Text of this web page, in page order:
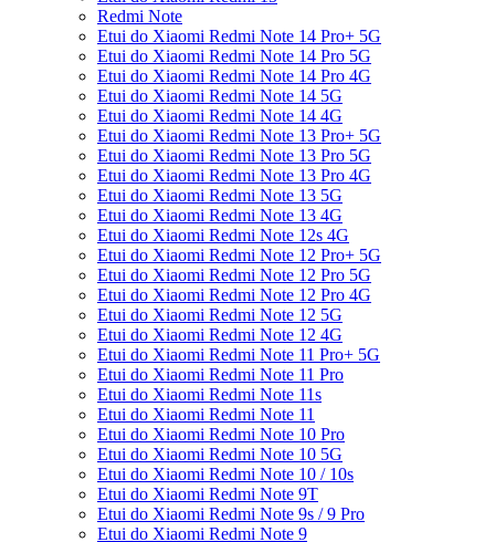
Redmi Note
Etui do Xiaomi Redmi Note 14 Pro+ 5G
Etui do Xiaomi Redmi Note 14 Pro 5G
Etui do Xiaomi Redmi Note 14 Pro 4G
Etui do Xiaomi Redmi Note 14 5G
Etui do Xiaomi Redmi Note 14 4G
Etui do Xiaomi Redmi Note 13 Pro+ 5G
Etui do Xiaomi Redmi Note 13 Pro 5G
Etui do Xiaomi Redmi Note 13 Pro 4G
Etui do Xiaomi Redmi Note 13 5G
Etui do Xiaomi Redmi Note 13 4G
Etui do Xiaomi Redmi Note 12s 4G
Etui do Xiaomi Redmi Note 12 Pro+ 5G
Etui do Xiaomi Redmi Note 12 Pro 5G
Etui do Xiaomi Redmi Note 12 Pro 4G
Etui do Xiaomi Redmi Note 12 5G
Etui do Xiaomi Redmi Note 12 4G
Etui do Xiaomi Redmi Note 11 Pro+ 5G
Etui do Xiaomi Redmi Note 11 Pro
Etui do Xiaomi Redmi Note 11s
Etui do Xiaomi Redmi Note 11
Etui do Xiaomi Redmi Note 10 Pro
Etui do Xiaomi Redmi Note 10 5G
Etui do Xiaomi Redmi Note 10 / 10s
Etui do Xiaomi Redmi Note 9T
Etui do Xiaomi Redmi Note 9s / 9 Pro
Etui do Xiaomi Redmi Note 9